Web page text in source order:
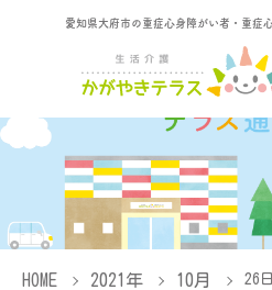
愛知県大府市の重症心身障がい者・重症
HOME 2021年 10月 26日